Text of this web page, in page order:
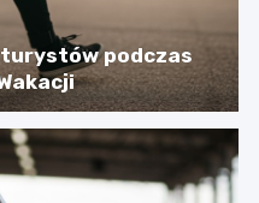
turystów podczas